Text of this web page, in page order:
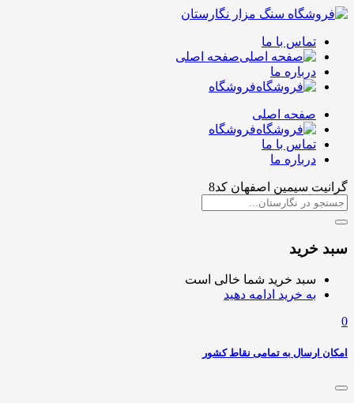
تماس با ما
صفحه اصلی
درباره ما
فروشگاه
صفحه اصلی
فروشگاه
تماس با ما
درباره ما
گرانیت سیمین اصفهان کد8
سبد خرید
سبد خرید شما خالی است
به خرید ادامه دهید
0
امکان ارسال به تمامی نقاط کشور